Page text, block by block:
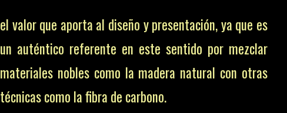
el valor que aporta al diseño y presentación, ya que es
un auténtico referente en este sentido por mezclar
materiales nobles como la madera natural con otras
técnicas como la fibra de carbono.